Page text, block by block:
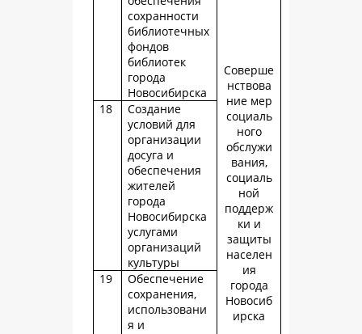
Соверше
нствова
ние мер
социаль
ного
обслужи
вания,
социаль
ной
поддерж
ки и
защиты
населен
ия
города
Новосиб
ирска
сохранности
библиотечных
фондов
библиотек
города
Новосибирска
18
Создание
условий для
организации
досуга и
обеспечения
жителей
города
Новосибирска
услугами
организаций
культуры
19
Обеспечение
сохранения,
использовани
я и